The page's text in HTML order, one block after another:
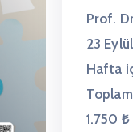
Prof.
23
Hafta
1.750 ₺